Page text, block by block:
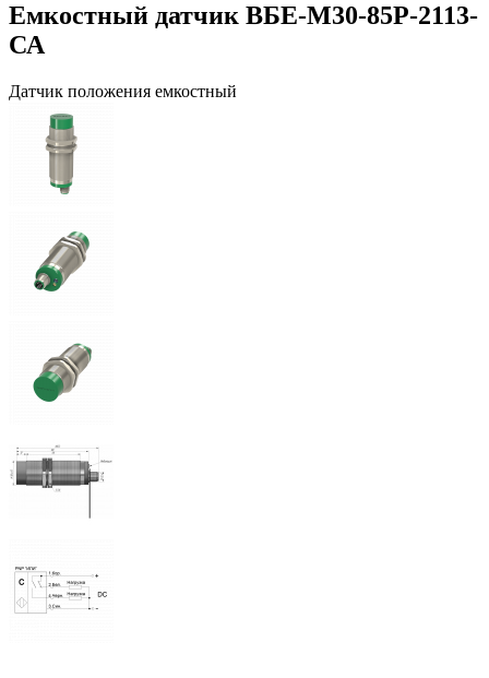
Емкостный датчик ВБЕ-М30-85Р-2113-
СА
Датчик положения емкостный